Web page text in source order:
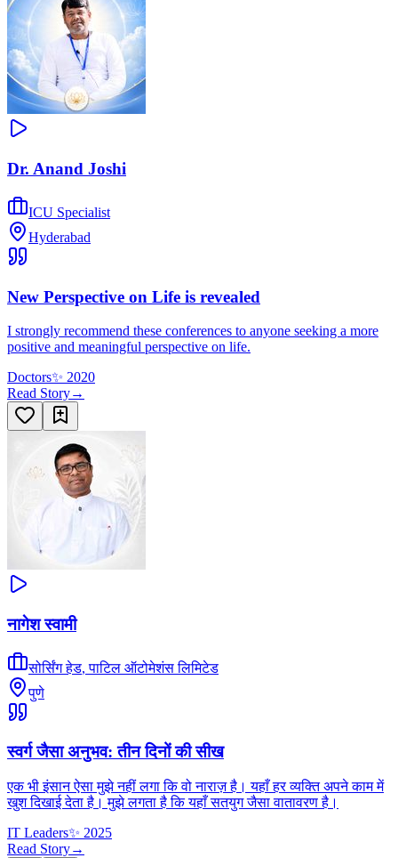
Dr. Anand Joshi
ICU Specialist
Hyderabad
New Perspective on Life is revealed
I strongly recommend these conferences to anyone seeking a more
positive and meaningful perspective on life.
Doctors✨ 2020
Read Story→
नागेश स्वामी
सोर्सिंग हेड,पाटिल ऑटोमेशंस लिमिटेड
पुणे
स्वर्ग जैसा अनुभव: तीन दिनों की सीख
एक भी इंसान ऐसा मुझे नहीं लगा कि वो नाराज़ है। यहाँ हर व्यक्ति अपने काम में
खुश दिखाई देता है। मुझे लगता है कि यहाँ सतयुग जैसा वातावरण है।
IT Leaders✨ 2025
Read Story→